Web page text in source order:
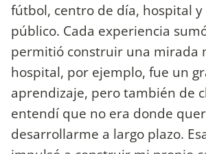
fútbol, centro de día, hospital
público. Cada experiencia
permitió construir una mirada
hospital, por ejemplo, fue un
aprendizaje, pero también de
entendí que no era donde
desarrollarme a largo plazo.